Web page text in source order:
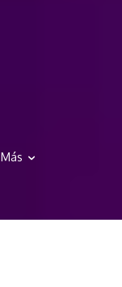
Más